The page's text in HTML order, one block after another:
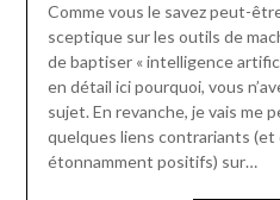
Comme vous le savez peut-
sceptique sur les outils de
de baptiser « intelligence
en détail ici pourquoi, vous
sujet. En revanche, je vais me
quelques liens contrariants (et
étonnamment positifs) sur…